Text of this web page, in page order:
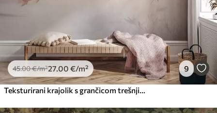
45.00€/m²27.00 €/m² 9
Teksturirani krajolik s grančicom trešnjinog cvijeta, ružičastim lišćem, mekom, maglovitom pozadinom